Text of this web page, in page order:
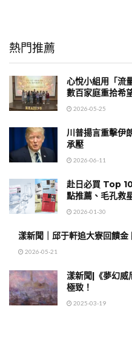
熱門推薦
心悅小組用「流
數百家庭重拾希
2026-05-25
川普揚言重擊伊
承壓
2026-06-11
赴日必買 Top
點推薦、毛孔救
2026-01-30
漾新聞｜邱于軒追大寮回饋
2026-05-21
漾新聞|《夢幻威
極致！
2025-03-19